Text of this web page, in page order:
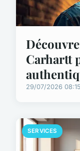
Carhartt
29/07/2026 08:15
SERVICES